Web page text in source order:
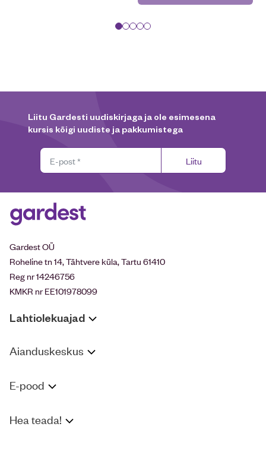
Liitu Gardesti uudiskirjaga ja ole esimesena
kursis kõigi uudiste ja pakkumistega
Liitu
Gardest OÜ
Roheline tn 14, Tähtvere küla, Tartu 61410
Reg nr 14246756
KMKR nr EE101978099
Lahtiolekuajad
Aianduskeskus
E-pood
Hea teada!